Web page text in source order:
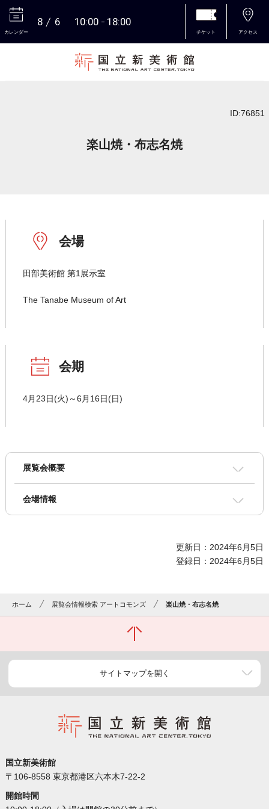
カレンダー
8 6 10:00 18:00
チケット アクセス
ID:76851
楽山焼・布志名焼
会場
田部美術館 第1展示室
The Tanabe Museum of Art
会期
4月23日(火)～6月16日(日)
展覧会概要
会場情報
更新日：2024年6月5日
登録日：2024年6月5日
ホーム 展覧会情報検索 アートコモンズ 楽山焼・布志名焼
サイトマップを開く
国立新美術館
〒106-8558 東京都港区六本木7-22-2
開館時間